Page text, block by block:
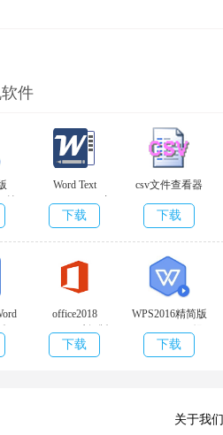
饲料，让你感觉到连接。
版 软件截图
件
纯
Word Text
Replacer(Word内
容批量替换软
下载
csv文件查看器
(CSVFileView)v2.54
绿色版
下载
office2018
v4.2.4.1 破解版
下载
WPS2016精简版
v10.1.0.7698 绿
色无广告版
下载
关于我们